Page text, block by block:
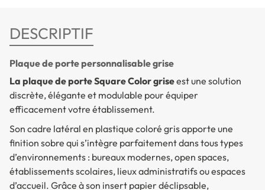
DESCRIPTIF
Plaque de porte personnalisable grise
La plaque de porte Square Color griseest une solution
discrète, élégante et modulable pour équiper
efficacement votre établissement.
Son cadre latéral en plastique coloré gris apporte une
finition sobre qui s’intègre parfaitement dans tous types
d’environnements : bureaux modernes, open spaces,
établissements scolaires, lieux administratifs ou espaces
d’accueil. Grâce à son insert papier déclipsable,